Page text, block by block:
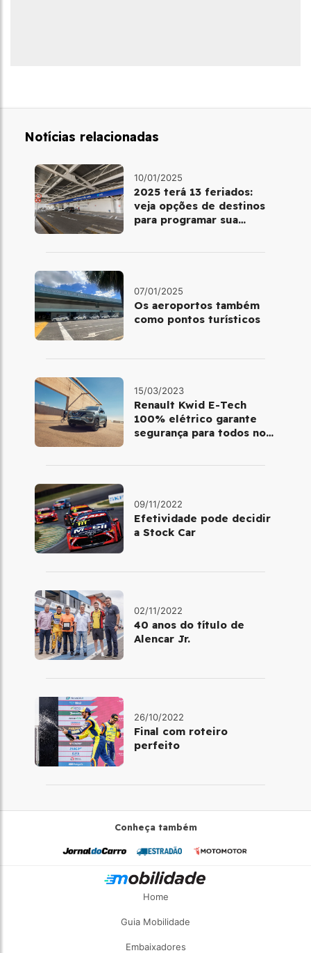
Notícias relacionadas
10/01/2025
2025 terá 13 feriados:
veja opções de destinos
para programar sua
07/01/2025
Os aeroportos também
como pontos turísticos
15/03/2023
Renault Kwid E-Tech
100% elétrico garante
segurança para todos no
09/11/2022
Efetividade pode decidir
a Stock Car
02/11/2022
40 anos do título de
Alencar Jr.
26/10/2022
Final com roteiro
perfeito
Conheça também
Home
Guia Mobilidade
Embaixadores